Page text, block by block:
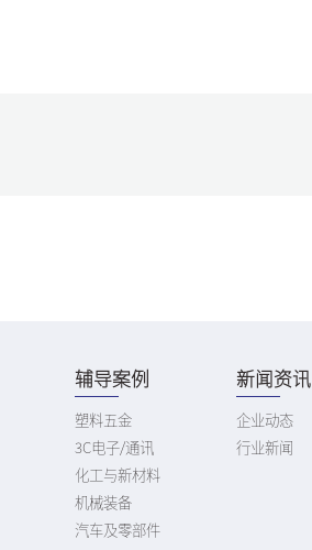
辅导案例
塑料五金
3C电子/通讯
化工与新材料
机械装备
汽车及零部件
新闻资讯
企业动态
行业新闻